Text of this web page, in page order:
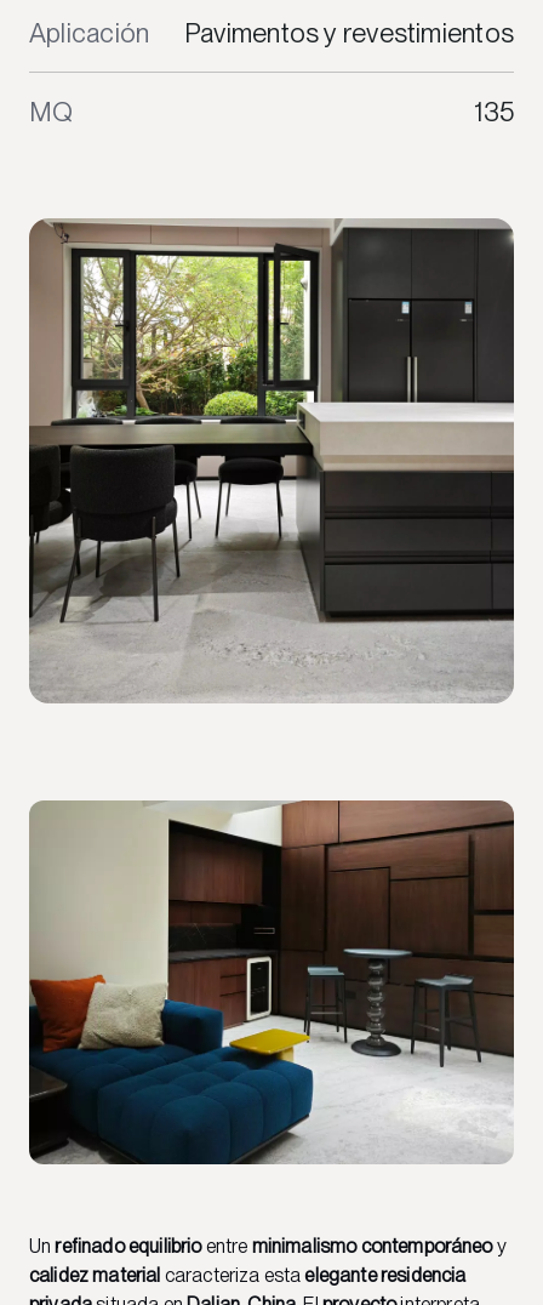
Aplicación Pavimentos y revestimientos
MQ 135
Unrefinado equilibrioentre minimalismo contemporáneoy
calidez material caracteriza estaelegante residencia